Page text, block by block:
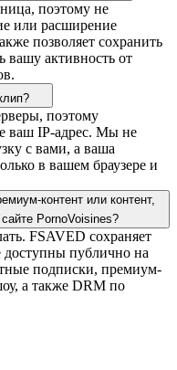
поэтому не
или расширение
позволяет сохранить
вашу активность от
поэтому
ваш IP-адрес. Мы не
с вами, а ваша
в вашем браузере и
контент или контент,
PornoVoisines?
FSAVED сохраняет
доступны публично на
подписки, премиум-
а также DRM по